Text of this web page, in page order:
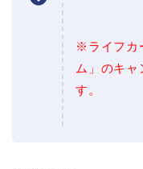
※ライフカ
ム」のキ
す。